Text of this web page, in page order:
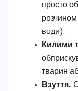
просто
розчином
води).
Килими
тварин
Взуття.